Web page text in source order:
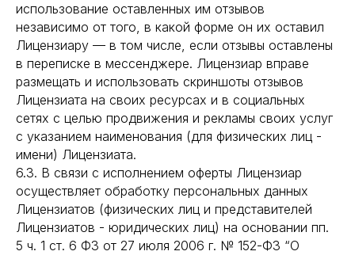
использование оставленных им отзывов
независимо от того, в какой форме он их оставил
Лицензиару — в том числе, если отзывы оставлены
в переписке в мессенджере. Лицензиар вправе
размещать и использовать скриншоты отзывов
Лицензиата на своих ресурсах и в социальных
сетях с целью продвижения и рекламы своих услуг
с указанием наименования (для физических лиц -
имени) Лицензиата.
6.3. В связи с исполнением оферты Лицензиар
осуществляет обработку персональных данных
Лицензиатов (физических лиц и представителей
Лицензиатов - юридических лиц) на основании пп.
5 ч. 1 ст. 6 ФЗ от 27 июля 2006 г. № 152-ФЗ “О